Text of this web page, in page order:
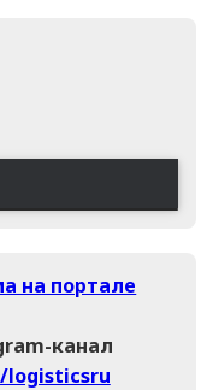
на портале
канал
logisticsru